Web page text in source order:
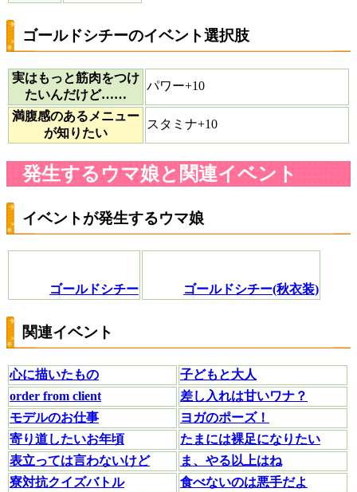
ゴールドシチーのイベント選択肢
実はもっと筋肉をつけ
たいんだけど……
パワー+10
満腹感のあるメニュー
が知りたい
スタミナ+10
発生するウマ娘と関連イベント
イベントが発生するウマ娘
ゴールドシチー ゴールドシチー(秋衣装)
関連イベント
心に描いたもの
子どもと大人
order from client
差し入れは甘いワナ？
モデルのお仕事
ヨガのポーズ！
寄り道したいお年頃
たまには裸足になりたい
表立っては言わないけど
ま、やる以上はね
寮対抗クイズバトル
食べないのは悪手だよ